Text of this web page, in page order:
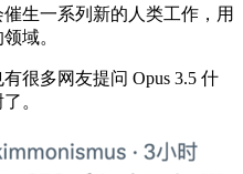
生一系列新的人类工作，用
域。
多网友提问 Opus 3.5 什
。